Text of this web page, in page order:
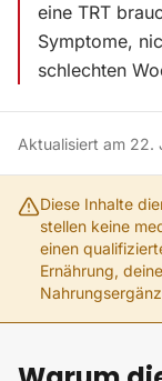
eine TRT
Symptome,
schlechten
Aktualisiert am 22.
Diese Inhalte
stellen keine
einen
Ernährung,